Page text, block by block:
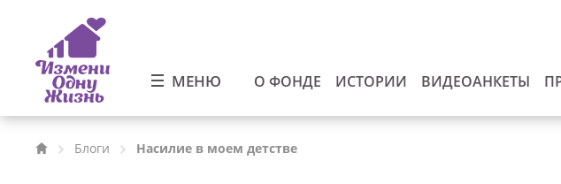
МЕНЮ О ФОНДЕ ИСТОРИИ ВИДЕОАНКЕТЫ
Блоги Насилие в моем детстве